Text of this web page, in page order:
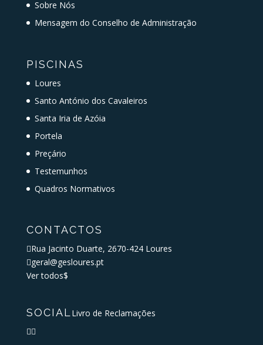
Sobre Nós
Mensagem do Conselho de Administração
PISCINAS
Loures
Santo António dos Cavaleiros
Santa Iria de Azóia
Portela
Preçário
Testemunhos
Quadros Normativos
CONTACTOS
Rua Jacinto Duarte, 2670-424 Loures
geral@gesloures.pt
Ver todos$
SOCIAL

Livro de Reclamações